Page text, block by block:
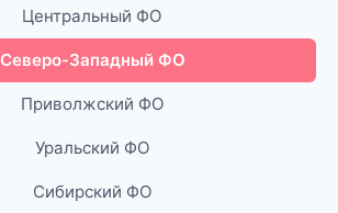
Центральный ФО
Северо-Западный ФО
Приволжский ФО
Уральский ФО
Сибирский ФО